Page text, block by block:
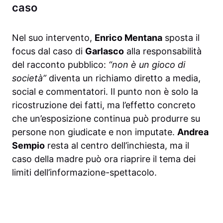
caso
Nel suo intervento, Enrico Mentana sposta il
focus dal caso di Garlasco alla responsabilità
del racconto pubblico: “non è un gioco di
società”diventa un richiamo diretto a media,
social e commentatori. Il punto non è solo la
ricostruzione dei fatti, ma l’effetto concreto
che un’esposizione continua può produrre su
persone non giudicate e non imputate. Andrea
Sempio resta al centro dell’inchiesta, ma il
caso della madre può ora riaprire il tema dei
limiti dell’informazione-spettacolo.